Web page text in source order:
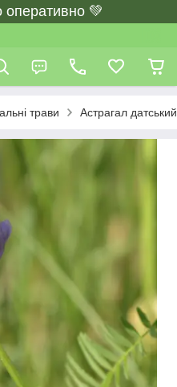
💚
трави Астрагал